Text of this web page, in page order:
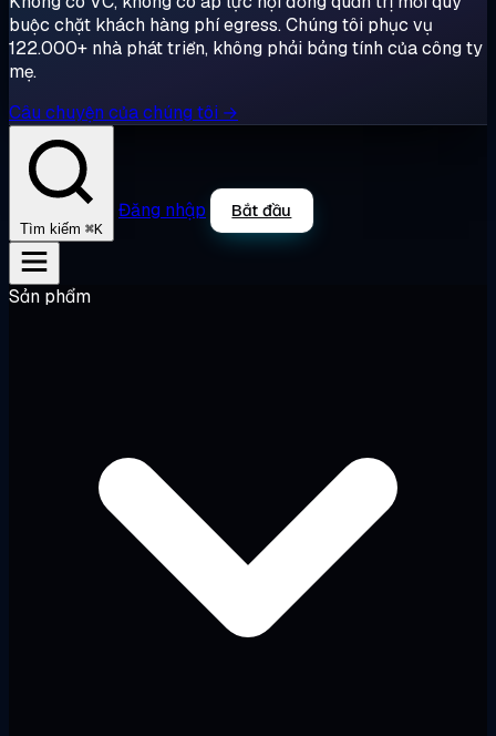
buộc chặt khách hàng phí egress. Chúng tôi phục vụ
122.000+ nhà phát triển, không phải bảng tính của công ty
mẹ.
Câu chuyện của chúng tôi →
Tìm kiếm ⌘K
Đăng nhập Bắt đầu
Sản phẩm